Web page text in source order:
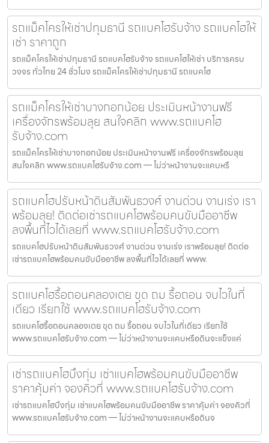
รถแม็คโครให้เช่าปทุมธานี รถแบคโฮรับจ้าง รถแบคโฮให้
เช่า ราคาถูก
รถแม็คโครให้เช่าปทุมธานี รถแบคโฮรับจ้าง รถแบคโฮให้เช่า บริการครบ
วงจร ทั่วไทย 24 ชั่วโมง รถแม็คโครให้เช่าปทุมธานี รถแบคโฮ
รถแม็คโครให้เช่าบางกอกน้อย ประเมินหน้างานฟรี
เครื่องจักรพร้อมลุย สนใจคลิก www.รถแบคโฮ
รับจ้าง.com
รถแม็คโครให้เช่าบางกอกน้อย ประเมินหน้างานฟรี เครื่องจักรพร้อมลุย
สนใจคลิก www.รถแบคโฮรับจ้าง.com — ไม่ว่าหน้างานจะแคบหรื
รถแบคโฮปรับหน้าดินสัมพันธวงศ์ งานด่วน งานเร่ง เรา
พร้อมลุย! ติดต่อเช่ารถแบคโฮพร้อมคนขับมืออาชีพ
ลงพื้นที่ไวได้เลยที่ www.รถแบคโฮรับจ้าง.com
รถแบคโฮปรับหน้าดินสัมพันธวงศ์ งานด่วน งานเร่ง เราพร้อมลุย! ติดต่อ
เช่ารถแบคโฮพร้อมคนขับมืออาชีพ ลงพื้นที่ไวได้เลยที่ www.
รถแบคโฮรื้อถอนคลองเตย ขุด ถม รื้อถอน จบไวในที่
เดียว เรียกใช้ www.รถแบคโฮรับจ้าง.com
รถแบคโฮรื้อถอนคลองเตย ขุด ถม รื้อถอน จบไวในที่เดียว เรียกใช้
www.รถแบคโฮรับจ้าง.com — ไม่ว่าหน้างานจะแคบหรือดินจะแข็งแค่
เช่ารถแบคโฮบึงกุ่ม เช่าแบคโฮพร้อมคนขับมืออาชีพ
ราคาคุ้มค่า จองคิวที่ www.รถแบคโฮรับจ้าง.com
เช่ารถแบคโฮบึงกุ่ม เช่าแบคโฮพร้อมคนขับมืออาชีพ ราคาคุ้มค่า จองคิวที่
www.รถแบคโฮรับจ้าง.com — ไม่ว่าหน้างานจะแคบหรือดินจ